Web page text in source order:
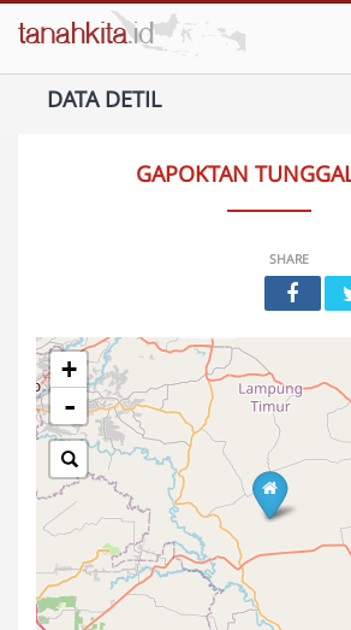
DATA DETIL
GAPOKTAN
SHARE
+
-